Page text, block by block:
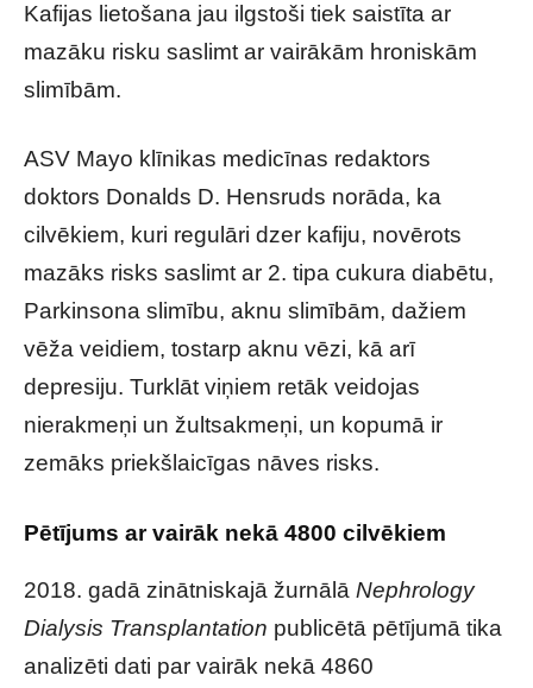
Kafijas lietošana jau ilgstoši tiek saistīta ar
mazāku risku saslimt ar vairākām hroniskām
slimībām.
ASV Mayo klīnikas medicīnas redaktors
doktors Donalds D. Hensruds norāda, ka
cilvēkiem, kuri regulāri dzer kafiju, novērots
mazāks risks saslimt ar 2. tipa cukura diabētu,
Parkinsona slimību, aknu slimībām, dažiem
vēža veidiem, tostarp aknu vēzi, kā arī
depresiju. Turklāt viņiem retāk veidojas
nierakmeņi un žultsakmeņi, un kopumā ir
zemāks priekšlaicīgas nāves risks.
Pētījums ar vairāk nekā 4800 cilvēkiem
2018. gadā zinātniskajā žurnālā Nephrology
Dialysis Transplantation publicētā pētījumā tika
analizēti dati par vairāk nekā 4860